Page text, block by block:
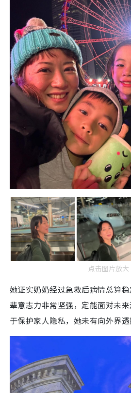
点击图片放大
她证实奶奶经过急救后病情总算
辈意志力非常坚强，定能面对未
于保护家人隐私，她未有向外界透